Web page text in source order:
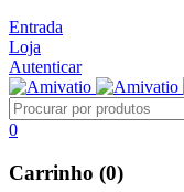
Entrada
Loja
Autenticar
0
Carrinho (0)